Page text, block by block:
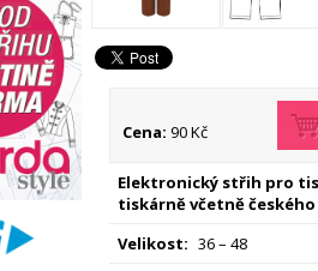
Cena: 90 Kč
Elektronický střih pro
tiskárně včetně českého
Velikost: 36 – 48